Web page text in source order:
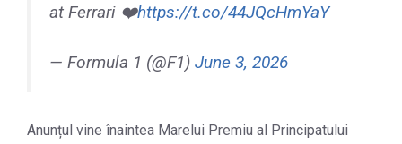
at Ferrari ❤️https://t.co/44JQcHmYaY
— Formula 1 (@F1) June 3, 2026
Anunțul vine înaintea Marelui Premiu al Principatului